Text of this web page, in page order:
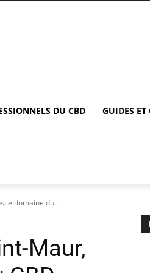
DU CBD GUIDES ET
le domaine du...
Maur,